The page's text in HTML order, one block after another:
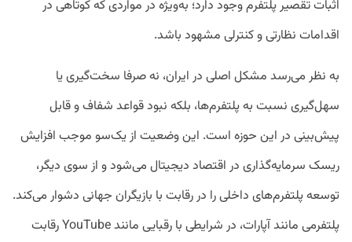
اثبات تقصیر پلتفرم وجود دارد؛ به‌ویژه در مواردی که کوتاهی در
اقدامات نظارتی و کنترلی مشهود باشد.
به نظر می‌رسد مشکل اصلی در ایران، نه صرفا سخت‌گیری یا
سهل‌گیری نسبت به پلتفرم‌ها، بلکه نبود قواعد شفاف و قابل
پیش‌بینی در این حوزه است. این وضعیت از یک‌سو موجب افزایش
ریسک سرمایه‌گذاری در اقتصاد دیجیتال می‌شود و از سوی دیگر،
توسعه پلتفرم‌های داخلی را در رقابت با بازیگران جهانی دشوار می‌کند.
پلتفرمی مانند آپارات، در شرایطی با رقبایی مانند YouTube رقابت